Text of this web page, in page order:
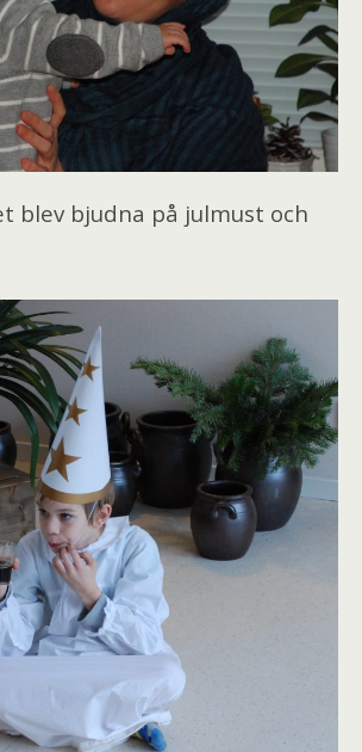
blev bjudna på julmust och